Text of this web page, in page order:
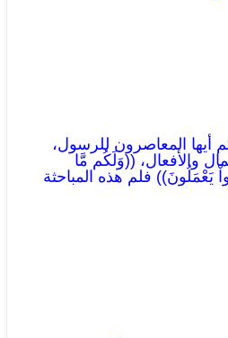
أيها المعاصرون للرسول،
والأفعال، ((وَلَكُم مَّا
يَعْمَلُونَ)) فلم هذه المباحثة